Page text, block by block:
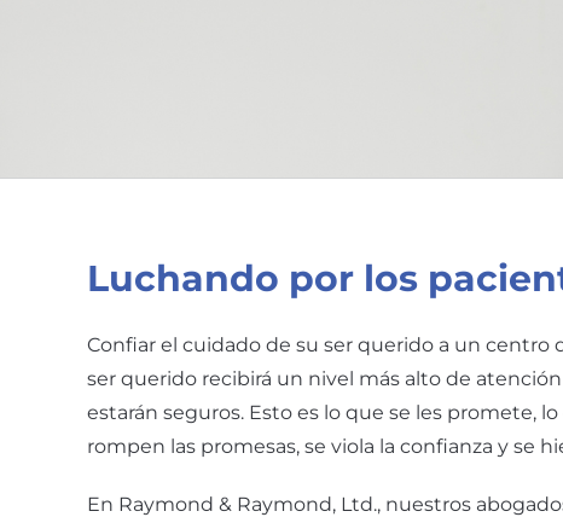
Luchando por los
Confiar el cuidado de su ser querido a un centro
ser querido recibirá un nivel más alto de
estarán seguros. Esto es lo que se les promete,
rompen las promesas, se viola la confianza y se
En Raymond & Raymond, Ltd., nuestros